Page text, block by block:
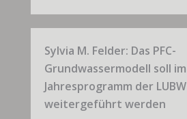
Sylvia M. Felder: Das PFC-
Grundwassermodell soll im
Jahresprogramm der LUBW
weitergeführt werden